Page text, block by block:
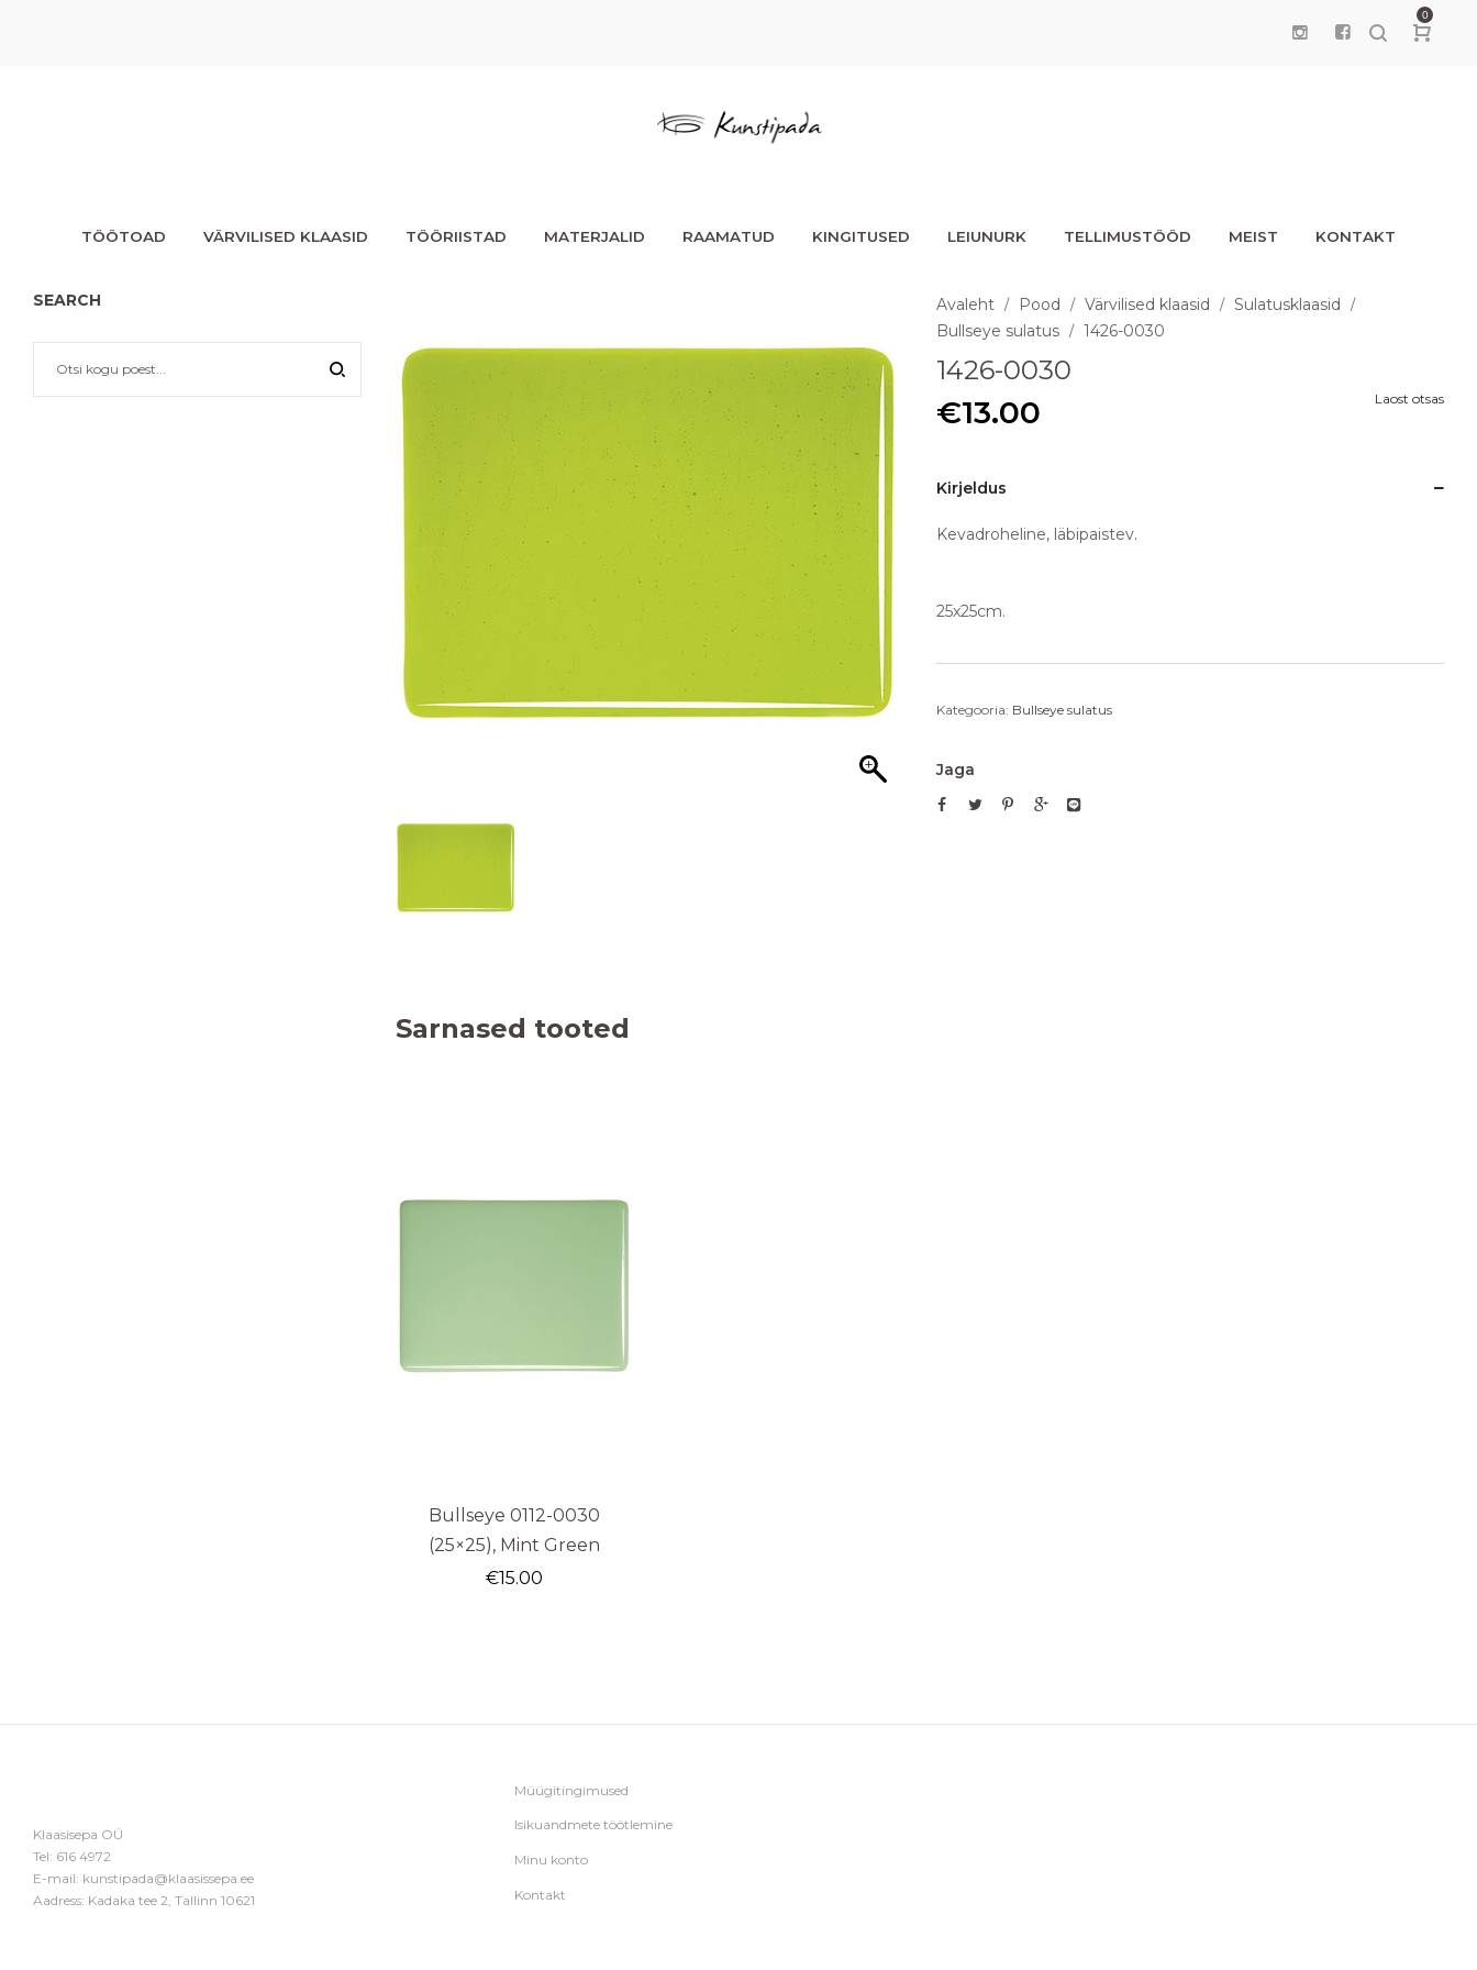
0
TÖÖTOAD VÄRVILISED KLAASID TÖÖRIISTAD MATERJALID RAAMATUD KINGITUSED LEIUNURK TELLIMUSTÖÖD MEIST KONTAKT
Avaleht / Pood / Värvilised klaasid / Sulatusklaasid /
Bullseye sulatus / 1426-0030
1426-0030
Laost otsas
€13.00
Kirjeldus
Kevadroheline, läbipaistev.
25x25cm.
Kategooria: Bullseye sulatus
Jaga
Sarnased tooted
Bullseye 0112-0030
(25×25), Mint Green
€15.00
SEARCH
Klaasisepa OÜ
Tel: 616 4972
E-mail: kunstipada@klaasissepa.ee
Aadress: Kadaka tee 2, Tallinn 10621
Müügitingimused
Isikuandmete töötlemine
Minu konto
Kontakt